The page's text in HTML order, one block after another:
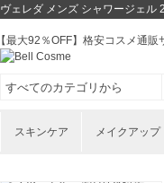
ヴェレダ メンズ シャワージェル
【最大92％OFF】格安コスメ通販
スキンケア メイクアップ